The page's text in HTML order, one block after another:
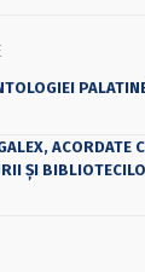
ACORDATE
ȘI